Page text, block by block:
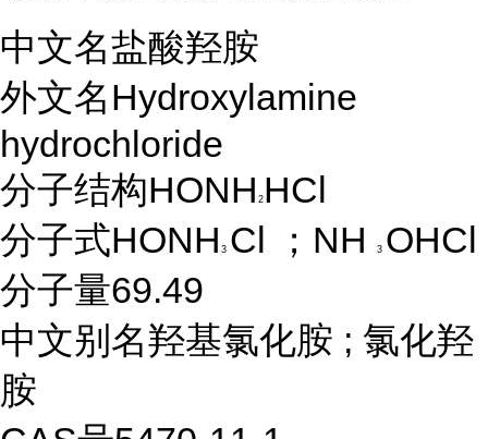
中文名盐酸羟胺
外文名Hydroxylamine
hydrochloride
分子结构HONH 2 HCl
分子式HONH 3 Cl ； NH 3 OHCl
分子量69.49
中文别名羟基氯化胺 ; 氯化羟
胺